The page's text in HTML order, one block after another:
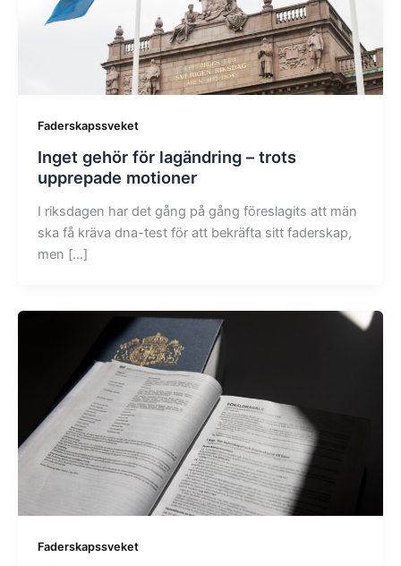
Faderskapssveket
Inget gehör för lagändring – trots
upprepade motioner
I riksdagen har det gång på gång föreslagits att män
ska få kräva dna-test för att bekräfta sitt faderskap,
men […]
Faderskapssveket